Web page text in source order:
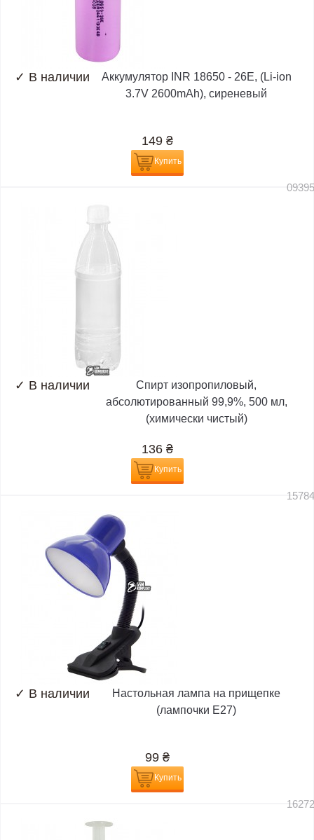
✓ В наличии
Аккумулятор INR 18650 - 26E, (Li-ion
3.7V 2600mAh), сиреневый
149 ₴
Купить
✓ В наличии
Спирт изопропиловый,
абсолютированный 99,9%, 500 мл,
(химически чистый)
136 ₴
Купить
✓ В наличии
Настольная лампа на прищепке
(лампочки E27)
99 ₴
Купить